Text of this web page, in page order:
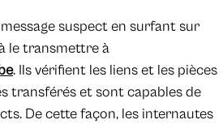
suspect en surfant sur
le transmettre à
. Ils vérifient les liens et les pièces
transférés et sont capables de
De cette façon, les internautes